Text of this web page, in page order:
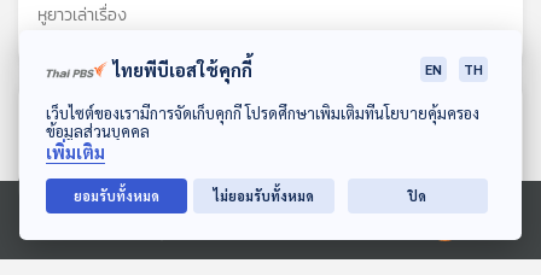
ดาวน์โหลด Thai PBS Podcast Application
Ⓒ 2020 องค์การกระจายเสียงและแพร่ภาพสาธารณะแห่งประเทศไทย
หูยาวเล่าเรื่อง
ตอนที่เกี่ยวข้อง
ไทยพีบีเอสใช้คุกกี้ EN TH
เว็บไซต์ของเรามีการจัดเก็บคุกกี้ โปรดศึกษาเพิ่มเติมที่นโยบายคุ้มครอง
ข้อมูลส่วนบุคคล
เพิ่มเติม
ยอมรับทั้งหมด ไม่ยอมรับทั้งหมด ปิด